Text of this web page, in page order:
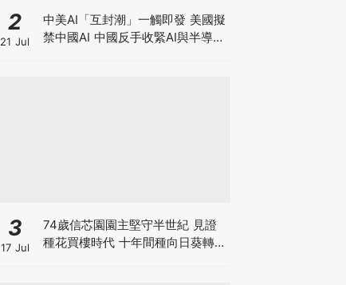
2
21 Jul
中美AI「互封潮」一觸即發 美國擬
禁中國AI 中國反手收緊AI與半導體
3
17 Jul
74歲信芯園園主堅守半世紀 見證
種花買樓時代 十年間種向日葵轉型